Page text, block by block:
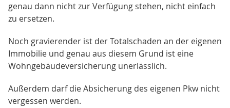
genau dann nicht zur Verfügung stehen, nicht einfach
zu ersetzen.
Noch gravierender ist der Totalschaden an der eigenen
Immobilie und genau aus diesem Grund ist eine
Wohngebäudeversicherung unerlässlich.
Außerdem darf die Absicherung des eigenen Pkw nicht
vergessen werden.